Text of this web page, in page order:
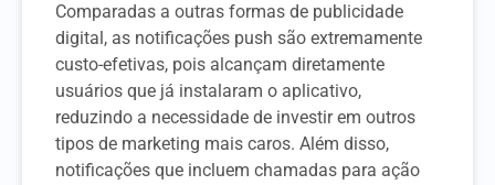
Comparadas a outras formas de publicidade
digital, as notificações push são extremamente
custo-efetivas, pois alcançam diretamente
usuários que já instalaram o aplicativo,
reduzindo a necessidade de investir em outros
tipos de marketing mais caros. Além disso,
notificações que incluem chamadas para ação